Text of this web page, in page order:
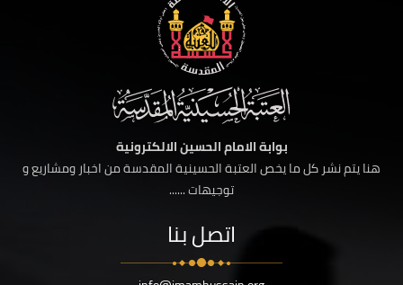
بوابة الامام الحسين الالكترونية
هنا يتم نشر كل ما يخص العتبة الحسينية المقدسة من اخبار ومشاريع و
توجيهات ......
اتصل بنا